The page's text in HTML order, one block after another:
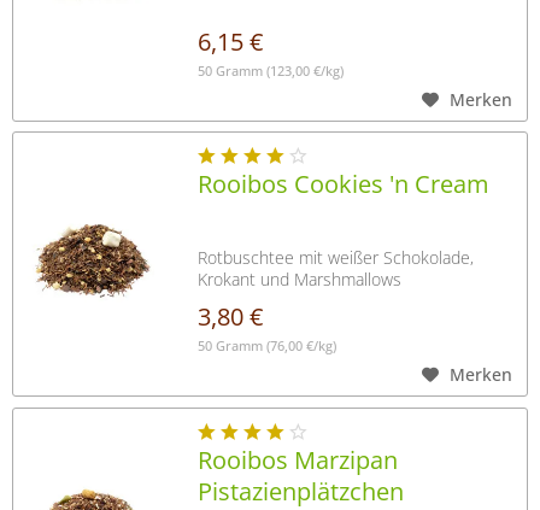
6,15 €
50 Gramm (123,00 €/kg)
Merken
Rooibos Cookies 'n Cream
Rotbuschtee mit weißer Schokolade,
Krokant und Marshmallows
3,80 €
50 Gramm (76,00 €/kg)
Merken
Rooibos Marzipan
Pistazienplätzchen